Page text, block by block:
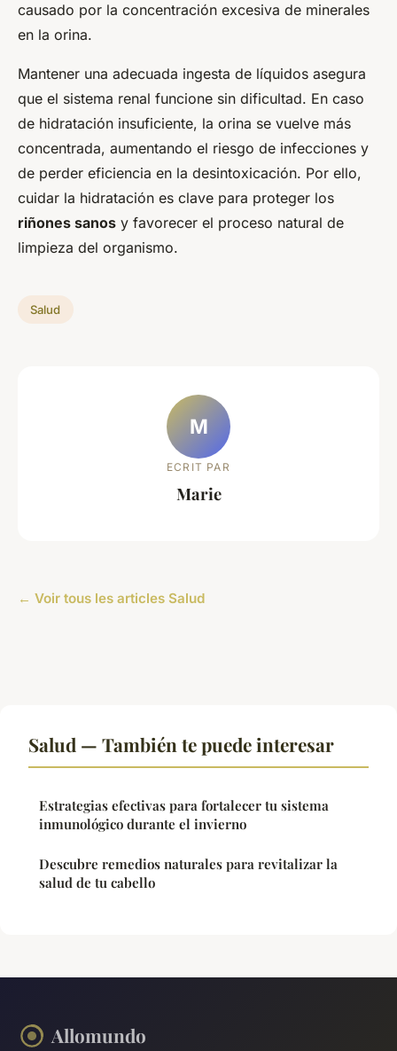
causado por la concentración excesiva de minerales
en la orina.
Mantener una adecuada ingesta de líquidos asegura
que el sistema renal funcione sin dificultad. En caso
de hidratación insuficiente, la orina se vuelve más
concentrada, aumentando el riesgo de infecciones y
de perder eficiencia en la desintoxicación. Por ello,
cuidar la hidratación es clave para proteger los
riñones sanos y favorecer el proceso natural de
limpieza del organismo.
Salud
M
ECRIT PAR
Marie
← Voir tous les articles Salud
Salud — También te puede interesar
Estrategias efectivas para fortalecer tu sistema
inmunológico durante el invierno
Descubre remedios naturales para revitalizar la
salud de tu cabello
Allomundo